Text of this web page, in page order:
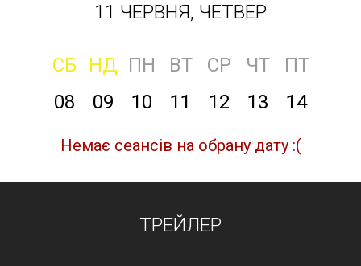
11 ЧЕРВНЯ, ЧЕТВЕР
СБ НД ПН ВТ СР ЧТ
ПТ
08
09 10 11 12 13 14
Немає сеансів на обрану дату :(
ТРЕЙЛЕР